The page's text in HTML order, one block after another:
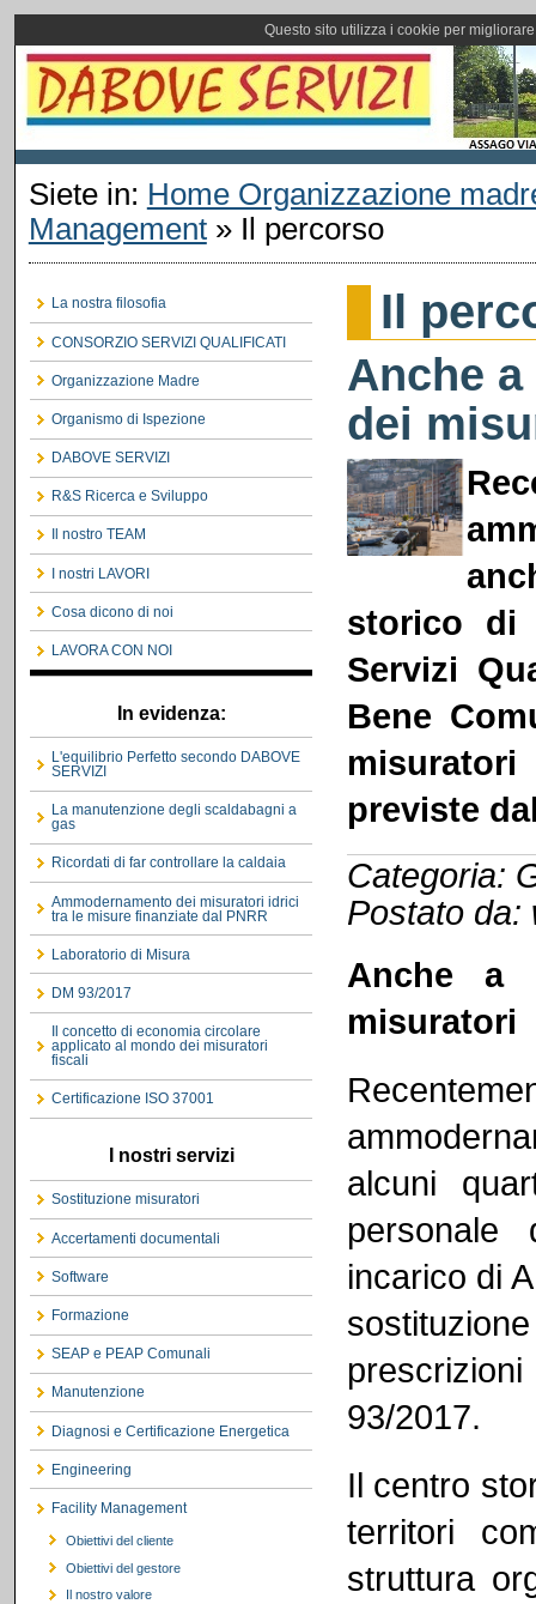
Questo sito utilizza i cookie per
Siete in: Home Organizzazione
Management» Il percorso
La nostra filosofia
CONSORZIO SERVIZI QUALIFICATI
Organizzazione Madre
Organismo di Ispezione
DABOVE SERVIZI
R&S Ricerca e Sviluppo
Il nostro TEAM
I nostri LAVORI
Cosa dicono di noi
LAVORA CON NOI
In evidenza:
L'equilibrio Perfetto secondo DABOVE
SERVIZI
La manutenzione degli scaldabagni a
gas
Ricordati di far controllare la caldaia
Ammodernamento dei misuratori idrici
tra le misure finanziate dal PNRR
Laboratorio di Misura
DM 93/2017
Il concetto di economia circolare
applicato al mondo dei misuratori
fiscali
Certificazione ISO 37001
I nostri servizi
Sostituzione misuratori
Accertamenti documentali
Software
Formazione
SEAP e PEAP Comunali
Manutenzione
Diagnosi e Certificazione Energetica
Engineering
Facility Management
Obiettivi del cliente
Obiettivi del gestore
Il nostro valore
Il
Anche
dei
storico di
Servizi
Bene
previste
Categoria:
Postato da:
Anche a
misuratori
alcuni
personale
incarico di
93/2017.
Il centro
territori
struttura